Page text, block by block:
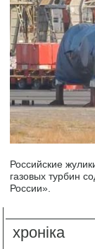
Российские
газовых турбин
России».
хроніка